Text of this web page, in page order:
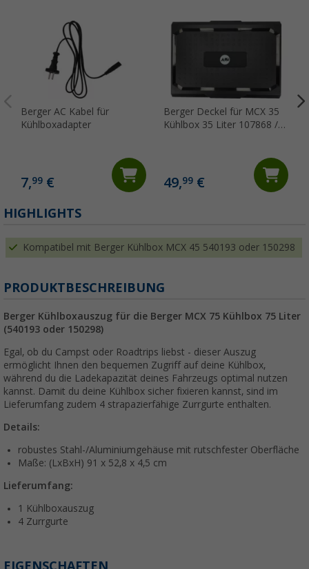
Berger AC Kabel für
Kühlboxadapter
7,99 €
Berger Deckel für MCX 35
Kühlbox 35 Liter 107868 /
49,99€
HIGHLIGHTS
Kompatibel mit Berger Kühlbox MCX 45 540193 oder 150298
PRODUKTBESCHREIBUNG
Berger Kühlboxauszug für die Berger MCX 75 Kühlbox 75 Liter
(540193 oder 150298)
Egal, ob du Campst oder Roadtrips liebst - dieser Auszug
ermöglicht Ihnen den bequemen Zugriff auf deine Kühlbox,
während du die Ladekapazität deines Fahrzeugs optimal nutzen
kannst. Damit du deine Kühlbox sicher fixieren kannst, sind im
Lieferumfang zudem 4 strapazierfähige Zurrgurte enthalten.
Details:
robustes Stahl-/Aluminiumgehäuse mit rutschfester Oberfläche
Maße: (LxBxH) 91 x 52,8 x 4,5 cm
Lieferumfang:
1 Kühlboxauszug
4 Zurrgurte